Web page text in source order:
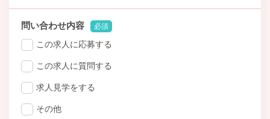
問い合わせ内容 必須
この求人に応募する
この求人に質問する
求人見学をする
その他